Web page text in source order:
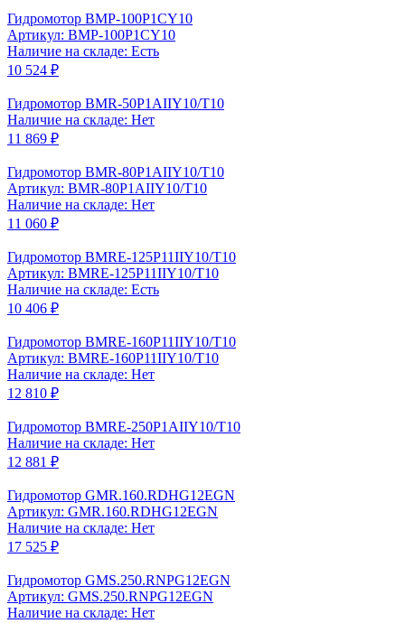
Гидромотор BMP-100P1CY10
Артикул: BMP-100P1CY10
Наличие на складе: Есть
10 524 ₽
Гидромотор BMR-50P1AIIY10/T10
Наличие на складе: Нет
11 869 ₽
Гидромотор BMR-80P1AIIY10/T10
Артикул: BMR-80P1AIIY10/T10
Наличие на складе: Нет
11 060 ₽
Гидромотор BMRE-125P11IIY10/T10
Артикул: BMRE-125P11IIY10/T10
Наличие на складе: Есть
10 406 ₽
Гидромотор BMRE-160P11IIY10/T10
Артикул: BMRE-160P11IIY10/T10
Наличие на складе: Нет
12 810 ₽
Гидромотор BMRE-250P1AIIY10/T10
Наличие на складе: Нет
12 881 ₽
Гидромотор GMR.160.RDHG12EGN
Артикул: GMR.160.RDHG12EGN
Наличие на складе: Нет
17 525 ₽
Гидромотор GMS.250.RNPG12EGN
Артикул: GMS.250.RNPG12EGN
Наличие на складе: Нет